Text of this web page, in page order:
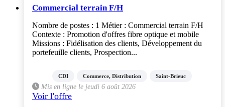
Commercial terrain F/H
Nombre de postes : 1 Métier : Commercial terrain F/H
Contexte : Promotion d'offres fibre optique et mobile
Missions : Fidélisation des clients, Développement du
portefeuille clients, Prospection...
CDI Commerce, Distribution Saint-Brieuc
Mis en ligne le jeudi 6 août 2026
Voir l'offre